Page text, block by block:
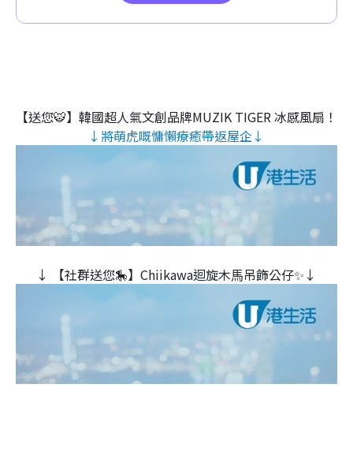
【送您🐯】韓國超人氣文創品牌MUZIK TIGER 冰感風扇！
↓將萌虎嘅慵懶療癒帶返屋企↓
↓ 【社群送您🎠】Chiikawa迴旋木⾺吊飾公仔✨↓